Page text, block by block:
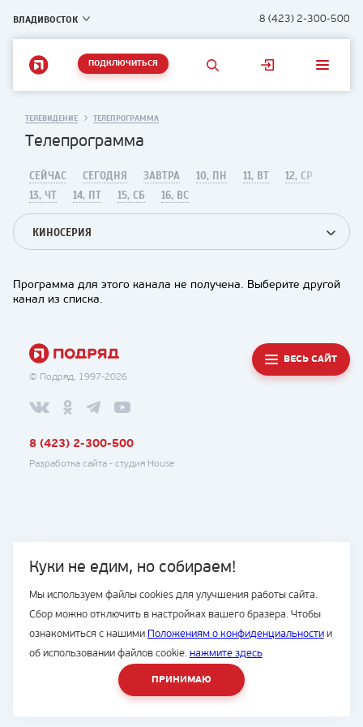
ВЛАДИВОСТОК 8 (423) 2-300-500
ПОДКЛЮЧИТЬСЯ
Куки не едим, но собираем!
Мы используем файлы cookies для улучшения работы сайта.
Сбор можно отключить в настройках вашего бразера. Чтобы
ознакомиться с нашими Положениям о конфиденциальностии
об использовании файлов cookie. нажмите здесь
ПРИНИМАЮ
ТЕЛЕВИДЕНИЕ ТЕЛЕПРОГРАММА
Телепрограмма
СЕЙЧАС СЕГОДНЯ ЗАВТРА 10, ПН 11, ВТ
12, СР
13, ЧТ
14, ПТ 15, СБ 16, ВС
КИНОСЕРИЯ
Программа для этого канала не получена. Выберите другой
канал из списка.
© Подряд, 1997-2026
ВЕСЬ САЙТ
8 (423) 2-300-500
Разработка сайта - студия House